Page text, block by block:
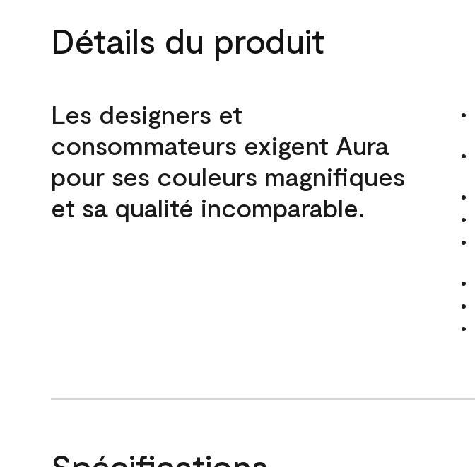
Détails du produit
Les designers et
consommateurs exigent Aura
pour ses couleurs magnifiques
et sa qualité incomparable.